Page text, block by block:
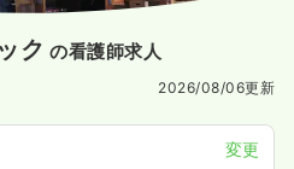
ク の看護師求人
2026/08/06更新
変更